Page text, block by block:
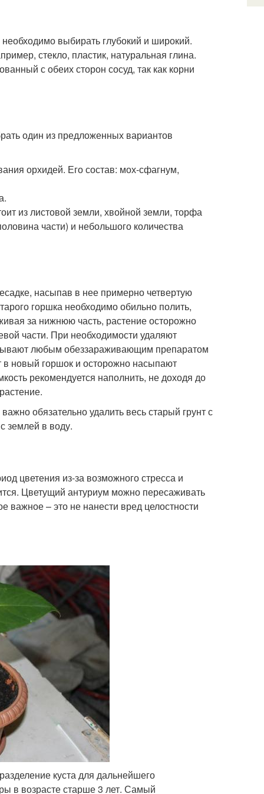
выбирать глубокий и широкий.
стекло, пластик, натуральная глина.
с обеих сторон сосуд, так как корни
один из предложенных вариантов
орхидей. Его состав: мох-сфагнум,
из листовой земли, хвойной земли, торфа
части) и небольшого количества
насыпав в нее примерно четвертую
горшка необходимо обильно полить,
за нижнюю часть, растение осторожно
части. При необходимости удаляют
любым обеззараживающим препаратом
новый горшок и осторожно насыпают
рекомендуется наполнить, не доходя до
обязательно удалить весь старый грунт с
землей в воду.
цветения из-за возможного стресса и
Цветущий антуриум можно пересаживать
важное – это не нанести вред целостности
куста для дальнейшего
в возрасте старше 3 лет. Самый